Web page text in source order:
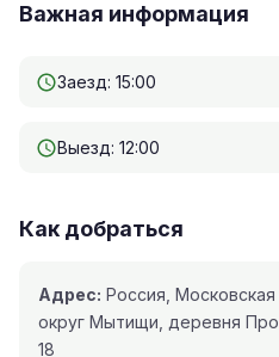
Важная информация
Заезд: 15:00
Выезд: 12:00
Как добраться
Адрес: Россия,
округ Мытищи, деревня
18